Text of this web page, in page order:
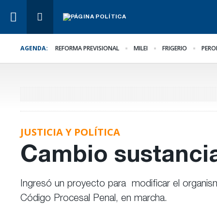
AGENDA: REFORMA PREVISIONAL MILEI FRIGERIO
proteger la reforma
JUSTICIA Y POLÍTICA
Cambio
Ingresó un proyecto para modificar el
Código Procesal Penal, en marcha.